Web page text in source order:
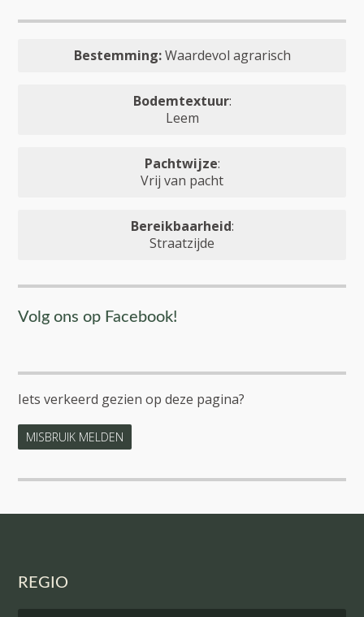
Bestemming:Waardevol agrarisch
Bodemtextuur:
Leem
Pachtwijze:
Vrij van pacht
Bereikbaarheid:
Straatzijde
Volg ons op Facebook!
Iets verkeerd gezien op deze pagina?
MISBRUIK MELDEN
REGIO